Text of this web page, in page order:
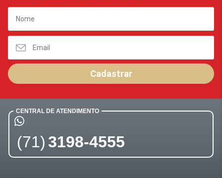
Cadastrar
CENTRAL DE ATENDIMENTO
(71) 3198-4555